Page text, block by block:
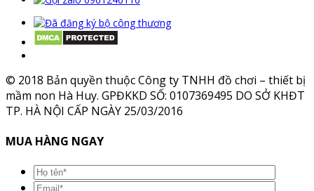
© 2018 Bản quyền thuộc Công ty TNHH đồ chơi – thiết bị
mầm non Hà Huy. GPĐKKD SỐ: 0107369495 DO SỞ KHĐT
TP. HÀ NỘI CẤP NGÀY 25/03/2016
MUA HÀNG NGAY